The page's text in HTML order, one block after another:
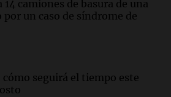
camiones de basura de una
por un caso de síndrome de
cómo seguirá el tiempo este